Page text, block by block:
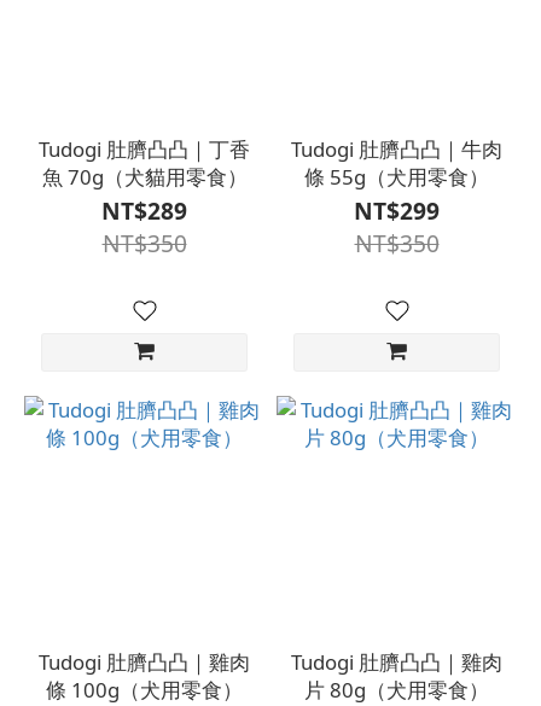
Tudogi 肚臍凸凸｜丁香
魚 70g（犬貓用零食）
NT$289
NT$350
Tudogi 肚臍凸凸｜牛肉
條 55g（犬用零食）
NT$299
NT$350
Tudogi 肚臍凸凸｜雞肉
條 100g（犬用零食）
Tudogi 肚臍凸凸｜雞肉
片 80g（犬用零食）